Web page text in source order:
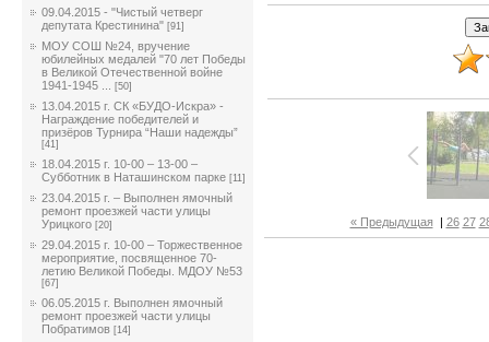
09.04.2015 - "Чистый четверг
депутата Крестинина" [91]
МОУ СОШ №24, вручение
юбилейных медалей "70 лет Победы
в Великой Отечественной войне
1941-1945 ...
[50]
13.04.2015 г. СК «БУДО-Искра» -
Награждение победителей и
призёров Турнира “Наши надежды”
[41]
18.04.2015 г. 10-00 – 13-00 –
Субботник в Наташинском парке [11]
23.04.2015 г. – Выполнен ямочный
ремонт проезжей части улицы
Урицкого [20]
29.04.2015 г. 10-00 – Торжественное
мероприятие, посвященное 70-
летию Великой Победы. МДОУ №53
[67]
06.05.2015 г. Выполнен ямочный
ремонт проезжей части улицы
Побратимов [14]
« Предыдущая | 26 27